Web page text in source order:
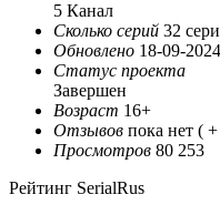
5 Канал
Сколько серий 32
Обновлено 18-09-
Статус проекта
Завершен
Возраст 16+
Отзывов пока нет ( +
Просмотров 80 253
Рейтинг SerialRus